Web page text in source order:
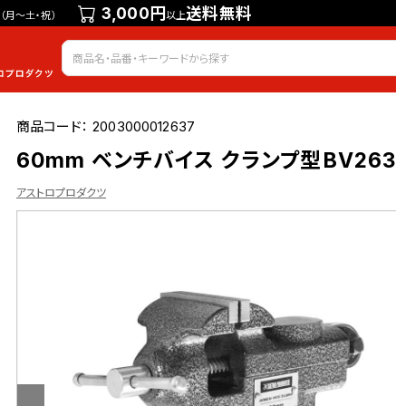
（月～土・祝） 3,000円以上送料無料
会員登録 ログイン お気に入り
商品コード：2003000012637
60mm ベンチバイス クランプ型BV263
アストロプロダクツ